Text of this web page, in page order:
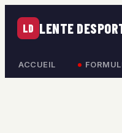
LD LENTE
ACCUEIL